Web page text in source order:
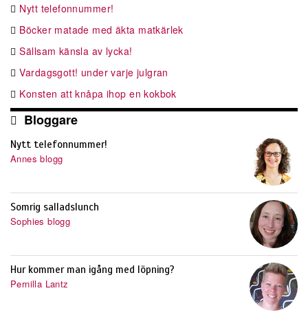
Nytt telefonnummer!
Böcker matade med äkta matkärlek
Sällsam känsla av lycka!
Vardagsgott! under varje julgran
Konsten att knåpa ihop en kokbok
Bloggare
Nytt telefonnummer!
Annes blogg
Somrig salladslunch
Sophies blogg
Hur kommer man igång med löpning?
Pernilla Lantz